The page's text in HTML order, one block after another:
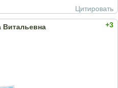
Цитировать
+3
Витальевна